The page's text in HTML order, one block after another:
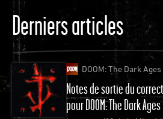
une influence positive. Elle m'a
dépasser, et elle a joué un grand
décision de travailler du côté
studio.”
Derniers articles
DOOM: The Dark Ages
Notes de sortie du
pour DOOM: The Dark